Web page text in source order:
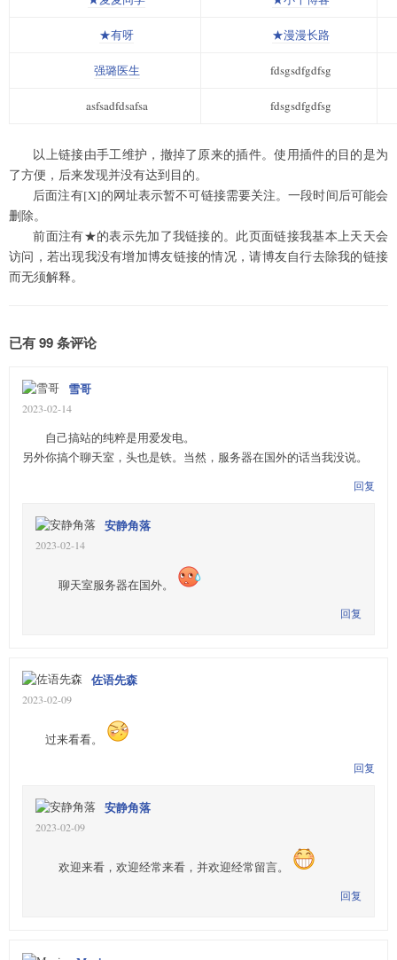
★有呀 ★漫漫长路
强璐医生 fdsgsdfgdfsg
asfsadfdsafsa fdsgsdfgdfsg
以上链接由手工维护，撤掉了原来的插件。使用插件的目的是为
了方便，后来发现并没有达到目的。
后面注有[X]的网址表示暂不可链接需要关注。一段时间后可能会
删除。
前面注有★的表示先加了我链接的。此页面链接我基本上天天会
访问，若出现我没有增加博友链接的情况，请博友自行去除我的链接
而无须解释。
已有 99 条评论
雪哥
2023-02-14
自己搞站的纯粹是用爱发电。
另外你搞个聊天室，头也是铁。当然，服务器在国外的话当我没说。
回复
安静角落
2023-02-14
聊天室服务器在国外。
回复
佐语先森
2023-02-09
过来看看。
回复
安静角落
2023-02-09
欢迎来看，欢迎经常来看，并欢迎经常留言。
回复